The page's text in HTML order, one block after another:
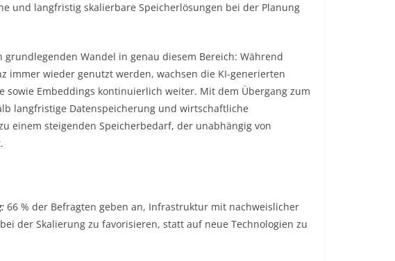
und langfristig skalierbare Speicherlösungen bei der Planung
Wandel in genau diesem Bereich: Während
immer wieder genutzt werden, wachsen die KI-generierten
sowie Embeddings kontinuierlich weiter. Mit dem Übergang zum
langfristige Datenspeicherung und wirtschaftliche
einem steigenden Speicherbedarf, der unabhängig von
66 % der Befragten geben an, Infrastruktur mit nachweislicher
der Skalierung zu favorisieren, statt auf neue Technologien zu